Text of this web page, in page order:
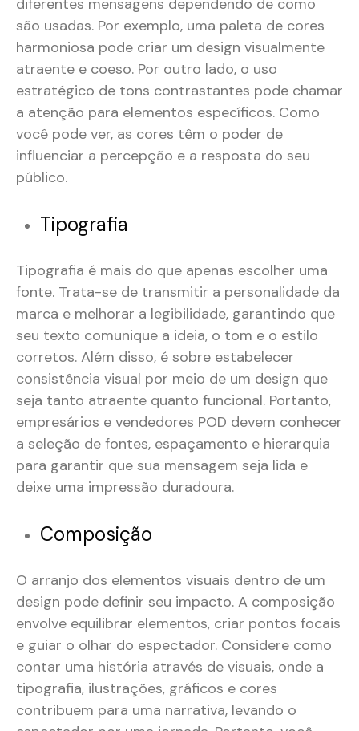
diferentes mensagens dependendo de como
são usadas. Por exemplo, uma paleta de cores
harmoniosa pode criar um design visualmente
atraente e coeso. Por outro lado, o uso
estratégico de tons contrastantes pode chamar
a atenção para elementos específicos. Como
você pode ver, as cores têm o poder de
influenciar a percepção e a resposta do seu
público.
Tipografia
Tipografia é mais do que apenas escolher uma
fonte. Trata-se de transmitir a personalidade da
marca e melhorar a legibilidade, garantindo que
seu texto comunique a ideia, o tom e o estilo
corretos. Além disso, é sobre estabelecer
consistência visual por meio de um design que
seja tanto atraente quanto funcional. Portanto,
empresários e vendedores POD devem conhecer
a seleção de fontes, espaçamento e hierarquia
para garantir que sua mensagem seja lida e
deixe uma impressão duradoura.
Composição
O arranjo dos elementos visuais dentro de um
design pode definir seu impacto. A composição
envolve equilibrar elementos, criar pontos focais
e guiar o olhar do espectador. Considere como
contar uma história através de visuais, onde a
tipografia, ilustrações, gráficos e cores
contribuem para uma narrativa, levando o